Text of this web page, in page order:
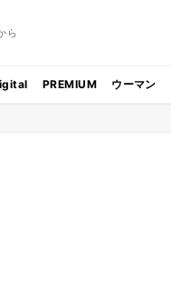
ら
PREMIUM ウーマン